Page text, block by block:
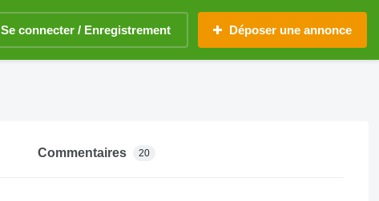
Se connecter / Enregistrement Déposer une annonce
Commentaires 20